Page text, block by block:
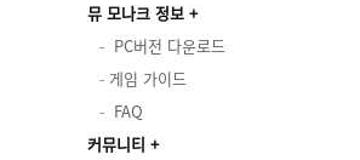
뮤 모나크 정보
PC버전 다운로드
게임 가이드
FAQ
커뮤니티